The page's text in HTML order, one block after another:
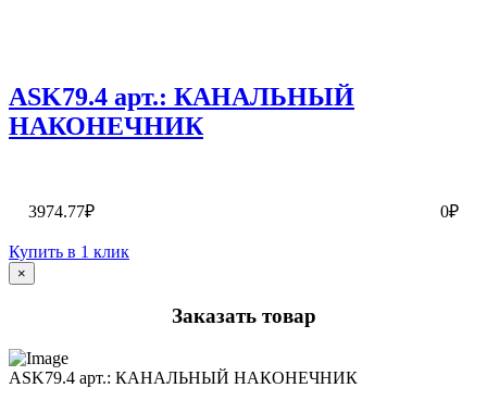
ASK79.4 арт.: КАНАЛЬНЫЙ
НАКОНЕЧНИК
3974.77₽ 0₽
Купить в 1 клик
×
Заказать товар
ASK79.4 арт.: КАНАЛЬНЫЙ НАКОНЕЧНИК